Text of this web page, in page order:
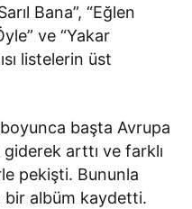
Bana”, “Eğlen
ve “Yakar
listelerin üst
boyunca başta Avrupa
giderek arttı ve farklı
pekişti. Bununla
bir albüm kaydetti.